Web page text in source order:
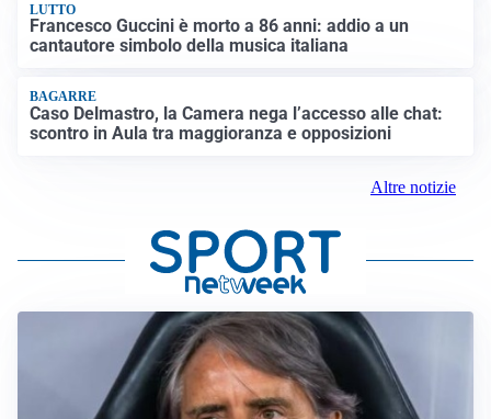
LUTTO
Francesco Guccini è morto a 86 anni: addio a un
cantautore simbolo della musica italiana
BAGARRE
Caso Delmastro, la Camera nega l’accesso alle chat:
scontro in Aula tra maggioranza e opposizioni
Altre notizie